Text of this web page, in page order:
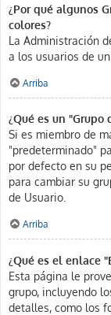
¿Por qué algunos
colores?
La Administración
a los usuarios de
Arriba
¿Qué es un
Si es miembro de
"predeterminado"
por defecto en su
para cambiar su
de Usuario.
Arriba
¿Qué es el enlace
Esta página le
grupo, incluyendo
detalles, como los